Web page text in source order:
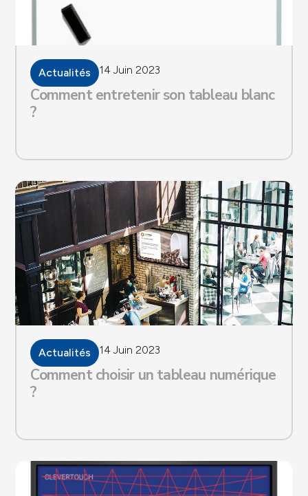
Actualités 14 Juin 2023
Comment entretenir son tableau blanc
?
Actualités 14 Juin 2023
Comment choisir un tableau numérique
?